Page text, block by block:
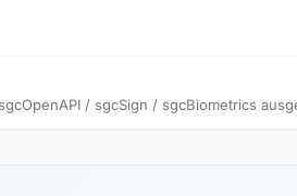
/ sgcSign / sgcBiometrics